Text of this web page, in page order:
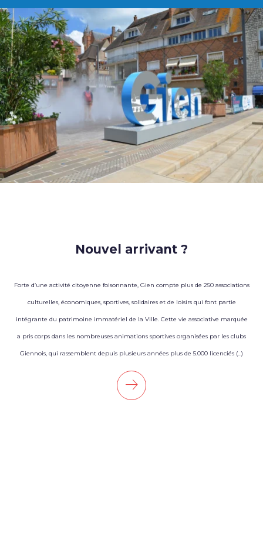
Nouvel arrivant ?
Forte d’une activité citoyenne foisonnante, Gien compte plus de 250 associations
culturelles, économiques, sportives, solidaires et de loisirs qui font partie
intégrante du patrimoine immatériel de la Ville. Cette vie associative marquée
a pris corps dans les nombreuses animations sportives organisées par les clubs
Giennois, qui rassemblent depuis plusieurs années plus de 5.000 licenciés (…)